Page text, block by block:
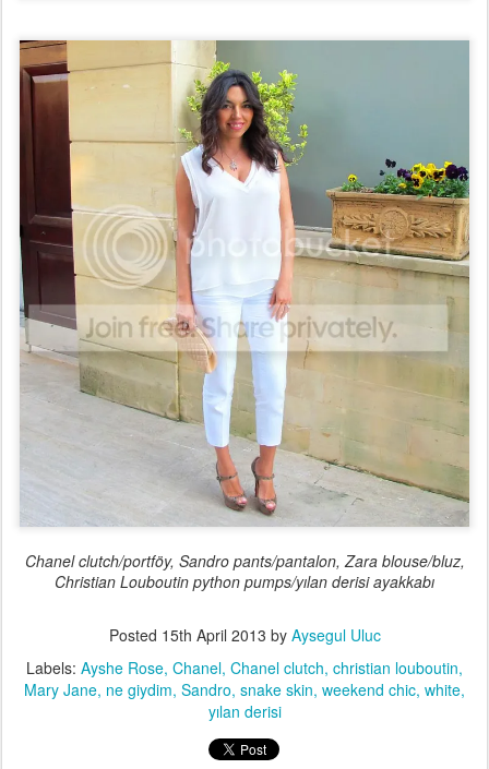
Chanel clutch/portföy, Sandro pants/pantalon, Zara blouse/bluz,
Christian Louboutin python pumps/yılan derisi ayakkabı
Posted 15th April 2013 by Aysegul Uluc
Labels: Ayshe Rose Chanel Chanel clutch christian louboutin
Mary Jane ne giydim Sandro snake skin weekend chic white
yılan derisi